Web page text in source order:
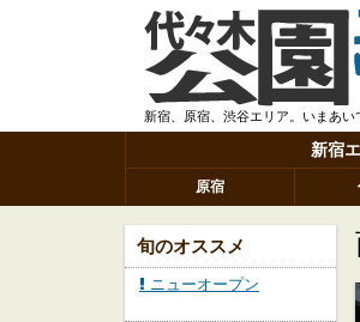
新宿、原宿、渋谷エリア。いまあい
新宿
原宿
旬のオススメ
ニューオープン